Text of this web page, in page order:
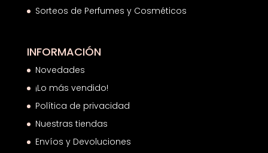
Sorteos de Perfumes y Cosméticos
INFORMACIÓN
Novedades
¡Lo más vendido!
Política de privacidad
Nuestras tiendas
Envíos y Devoluciones